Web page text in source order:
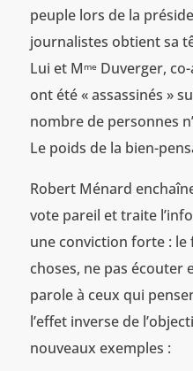
peuple lors de la
journalistes obtient sa
Lui et MmeDuverger,
ont été « assassinés »
nombre de personnes
Le poids de la bien-
Robert Ménard
vote pareil et traite
une conviction forte : le
choses, ne pas écouter
parole à ceux qui
l’effet inverse de
nouveaux exemples :